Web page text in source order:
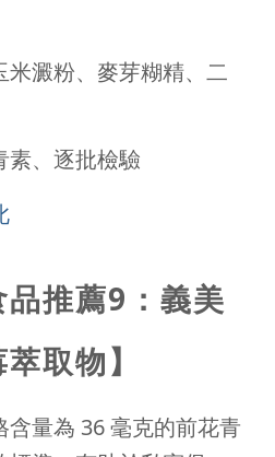
米澱粉、麥芽糊精、二
素、逐批檢驗
推薦9：義美
取物】
量為 36 毫克的前花青